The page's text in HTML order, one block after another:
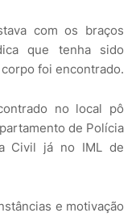
com os braços
que tenha sido
foi encontrado.
no local pô
de Polícia
Civil já no IML de
e motivação